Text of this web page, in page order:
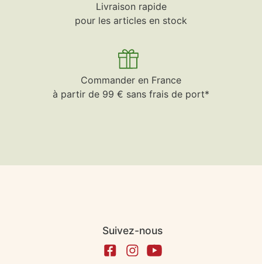
Livraison rapide
pour les articles en stock
Commander en France
à partir de 99 € sans frais de port*
Suivez-nous